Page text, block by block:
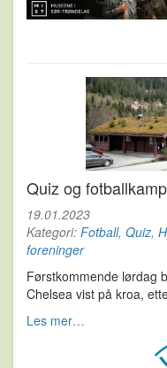
Quiz og
19.01.2023
Kategori: Fotball, Quiz,
foreninger
Førstkommende lørdag
Chelsea vist på kroa,
Les mer…